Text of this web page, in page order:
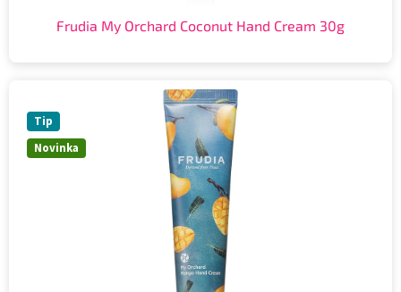
Frudia My Orchard Coconut Hand Cream 30g
Novinka
Tip